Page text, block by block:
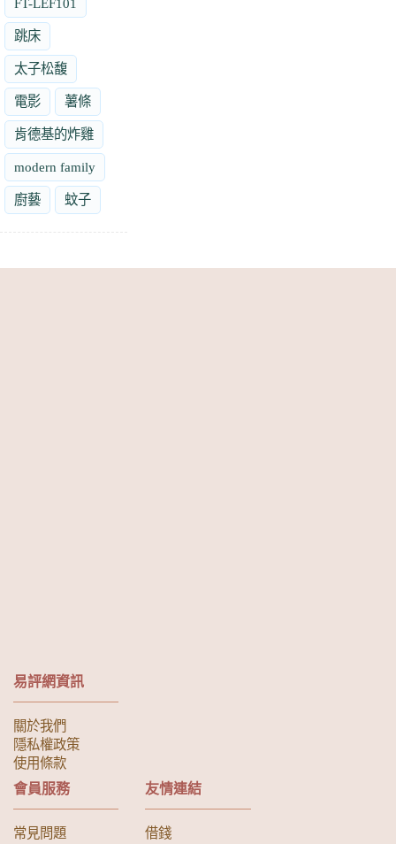
FT-LEF101
跳床
太子松馥
電影 薯條
肯德基的炸雞
modern family
廚藝 蚊子
易評網資訊
關於我們
隱私權政策
使用條款
會員服務
常見問題
友情連結
借錢